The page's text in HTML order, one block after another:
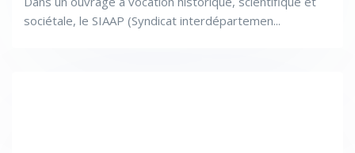
sociétale, le SIAAP (Syndicat interdépartemen...